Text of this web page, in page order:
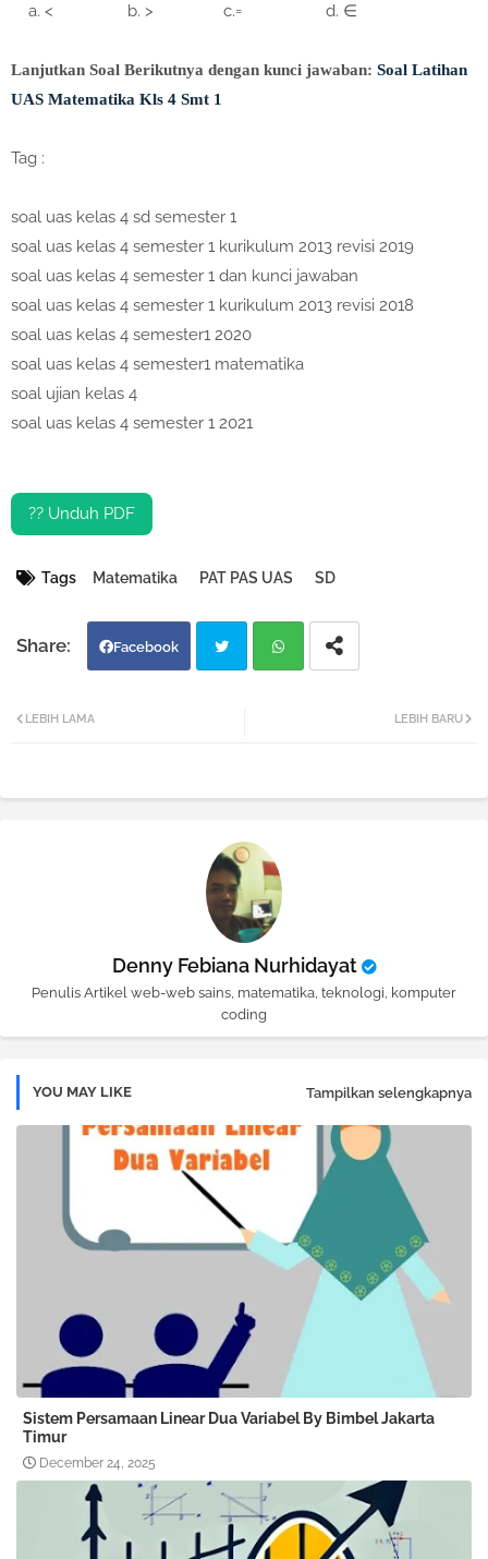
a. < b. > c.= d. ∈
Lanjutkan Soal Berikutnya dengan kunci jawaban: Soal Latihan
UAS Matematika Kls 4 Smt 1
Tag :
soal uas kelas 4 sd semester 1
soal uas kelas 4 semester 1 kurikulum 2013 revisi 2019
soal uas kelas 4 semester 1 dan kunci jawaban
soal uas kelas 4 semester 1 kurikulum 2013 revisi 2018
soal uas kelas 4 semester1 2020
soal uas kelas 4 semester1 matematika
soal ujian kelas 4
soal uas kelas 4 semester 1 2021
?? Unduh PDF
Tags Matematika PAT PAS UAS SD
Facebook
pp
LEBIH BARU
LEBIH LAMA
Denny Febiana Nurhidayat
Penulis Artikel web-web sains, matematika, teknologi, komputer
coding
YOU MAY LIKE Tampilkan selengkapnya
Sistem Persamaan Linear Dua Variabel By Bimbel Jakarta
Timur
December 24, 2025